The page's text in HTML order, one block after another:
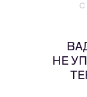
НЕ